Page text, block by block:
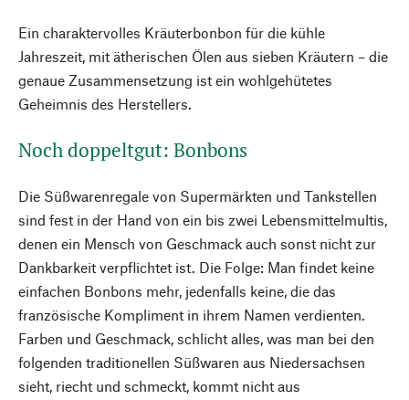
Ein charaktervolles Kräuterbonbon für die kühle
Jahreszeit, mit ätherischen Ölen aus sieben Kräutern – die
genaue Zusammensetzung ist ein wohlgehütetes
Geheimnis des Herstellers.
Noch doppeltgut: Bonbons
Die Süßwarenregale von Supermärkten und Tankstellen
sind fest in der Hand von ein bis zwei Lebensmittelmultis,
denen ein Mensch von Geschmack auch sonst nicht zur
Dankbarkeit verpflichtet ist. Die Folge: Man findet keine
einfachen Bonbons mehr, jedenfalls keine, die das
französische Kompliment in ihrem Namen verdienten.
Farben und Geschmack, schlicht alles, was man bei den
folgenden traditionellen Süßwaren aus Niedersachsen
sieht, riecht und schmeckt, kommt nicht aus